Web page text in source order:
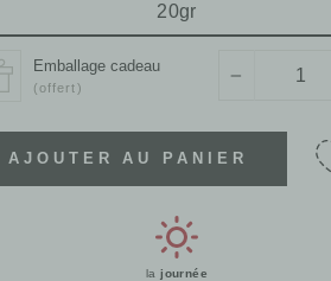
20gr
Emballage cadeau
(offert)
AJOUTER AU PANIER
lajournée